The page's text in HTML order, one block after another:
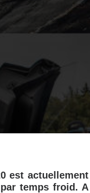
est actuellement
temps froid. A